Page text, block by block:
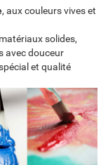
, aux couleurs vives et
solides,
avec douceur
et qualité